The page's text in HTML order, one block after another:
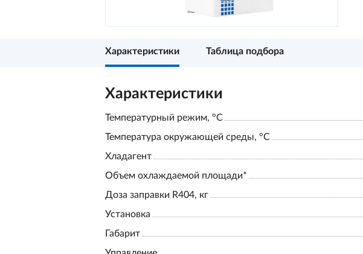
Характеристики Таблица подбора
Характеристики
Температурный режим, °С
Температура окружающей среды, °С
Хладагент
Объем охлаждаемой площади*
Доза заправки R404, кг
Установка
Габарит